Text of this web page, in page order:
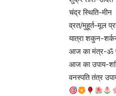
चंद्र स्थिति-मीन
व्रत/मुहूर्त-मूल
यात्रा शकुन-
आज का मंत्र-ॐ
आज का उपाय-
वनस्पति तंत्र